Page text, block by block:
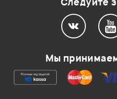
Мой отзыв о товаре
Впечатления о товаре:
Мы